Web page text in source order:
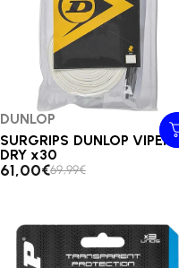
Distributeur:
DUNLOP
SURGRIPS DUNLOP VIPER-
DRY x30
61,00€69,99€